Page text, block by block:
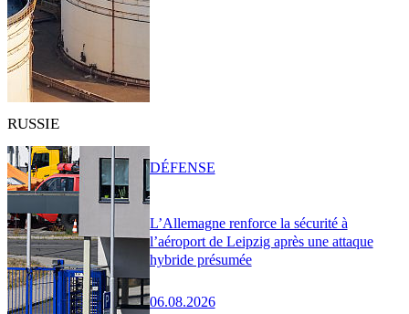
RUSSIE
L’Allemagne renforce la sécurité à
l’aéroport de Leipzig après une attaque
hybride présumée
06.08.2026
DÉFENSE